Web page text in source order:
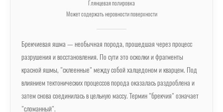
Глянцевая полировка
Может содержать неровности поверхности
Брекчиевая яшма — необычная порода, прошедшая через процесс
разрушения и восстановления. По сути это осколки и фрагменты
красной яшмы, "склеенные" между собой халцедоном и кварцем. Под
влиянием тектонических процессов порода оказалась раздроблена и
затем снова соединилась в цельную массу. Термин "брекчия" означает
"сломанный".